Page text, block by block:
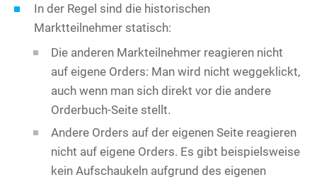
In der Regel sind die historischen
Marktteilnehmer statisch:
Die anderen Markteilnehmer reagieren nicht
auf eigene Orders: Man wird nicht weggeklickt,
auch wenn man sich direkt vor die andere
Orderbuch-Seite stellt.
Andere Orders auf der eigenen Seite reagieren
nicht auf eigene Orders. Es gibt beispielsweise
kein Aufschaukeln aufgrund des eigenen